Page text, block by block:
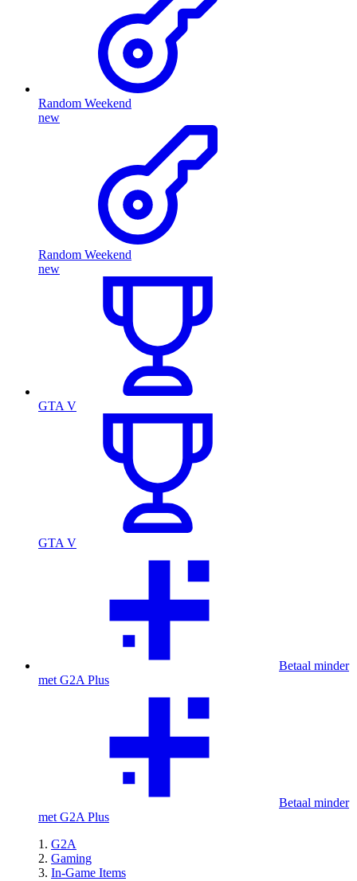
Random Weekend
new
Random Weekend
new
GTA V
GTA V
Betaal minder
met G2A Plus
Betaal minder
met G2A Plus
G2A
Gaming
In-Game Items